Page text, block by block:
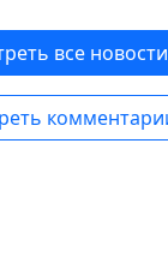
все новости